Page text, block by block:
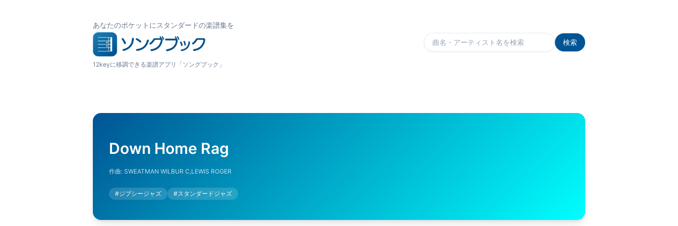
あなたのポケットにスタンダードの楽譜集を
12keyに移調できる楽譜アプリ「ソングブック」
楽曲を検索
検索
Down Home Rag
作曲: SWEATMAN WILBUR C,LEWIS ROGER
#ジプシージャズ #スタンダードジャズ